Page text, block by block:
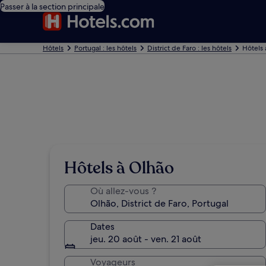
Passer à la section principale
Hôtels Portugal : les hôtels District de Faro : les hôtels Hôtels
Hôtels à Olhão
Où allez-vous ?
Dates
jeu. 20 août - ven. 21 août
Voyageurs